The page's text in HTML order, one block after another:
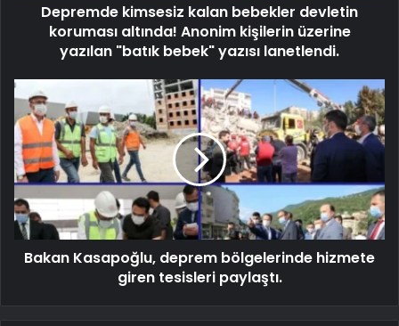
Depremde kimsesiz kalan bebekler devletin
koruması altında! Anonim kişilerin üzerine
yazılan "batık bebek" yazısı lanetlendi.
Bakan Kasapoğlu, deprem bölgelerinde hizmete
giren tesisleri paylaştı.